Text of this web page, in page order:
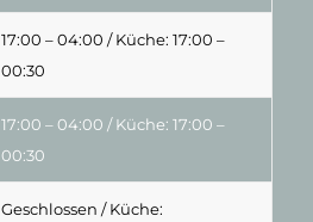
17:00 – 04:00 / Küche: 17:00 –
00:30
17:00 – 04:00 / Küche: 17:00 –
00:30
Geschlossen / Küche: